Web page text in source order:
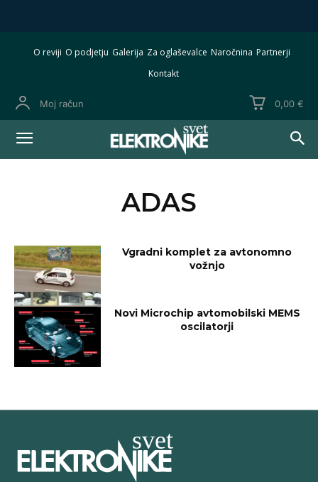
O reviji O podjetju Galerija Za oglaševalce Naročnina Partnerji
Kontakt
Moj račun 0,00 €
ADAS
Vgradni komplet za avtonomno
vožnjo
Novi Microchip avtomobilski MEMS
oscilatorji